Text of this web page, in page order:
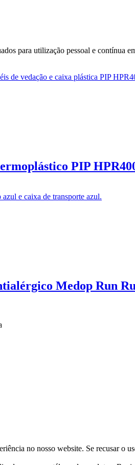
para utilização pessoal e contínua
PIP
Medop Run
no nosso website. Se recusar o